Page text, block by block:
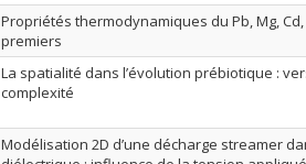
Propriétés thermodynamiques du Pb, Mg,
premiers
La spatialité dans l’évolution prébiotique :
complexité
Modélisation 2D d’une décharge streamer